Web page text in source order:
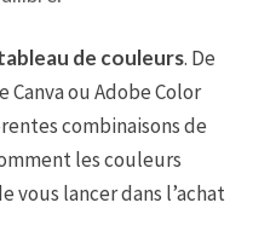
de couleurs. De
ou Adobe Color
combinaisons de
les couleurs
vous lancer dans l’achat